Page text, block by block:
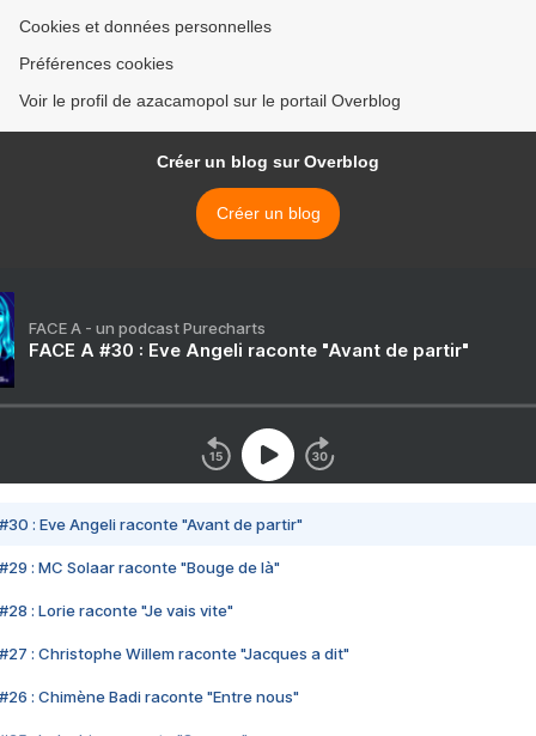
Cookies et données personnelles
Préférences cookies
Voir le profil de azacamopol sur le portail Overblog
Créer un blog sur Overblog
Créer un blog
FACE A - un podcast Purecharts
FACE A #30 : Eve Angeli raconte "Avant de partir"
#30 : Eve Angeli raconte "Avant de partir"
#29 : MC Solaar raconte "Bouge de là"
#28 : Lorie raconte "Je vais vite"
#27 : Christophe Willem raconte "Jacques a dit"
#26 : Chimène Badi raconte "Entre nous"